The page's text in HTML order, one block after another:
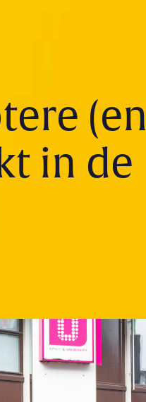
(en
in de